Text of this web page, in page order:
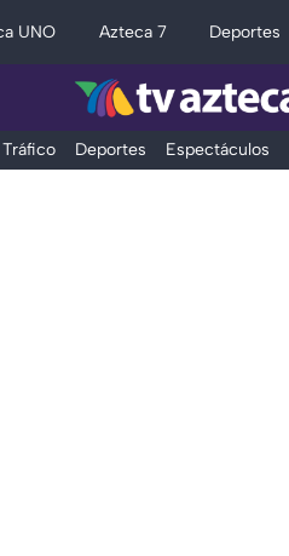
UNO Azteca 7 Deportes
Tráfico Deportes Espectáculos